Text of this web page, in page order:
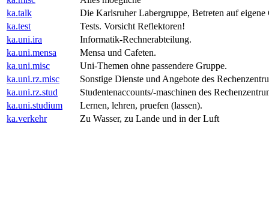
ka.talk
Die Karlsruher Labergruppe, Betreten auf eigene
ka.test
Tests. Vorsicht Reflektoren!
ka.uni.ira
Informatik-Rechnerabteilung.
ka.uni.mensa
Mensa und Cafeten.
ka.uni.misc
Uni-Themen ohne passendere Gruppe.
ka.uni.rz.misc
Sonstige Dienste und Angebote des
ka.uni.rz.stud
Studentenaccounts/-maschinen des
ka.uni.studium
Lernen, lehren, pruefen (lassen).
ka.verkehr
Zu Wasser, zu Lande und in der Luft